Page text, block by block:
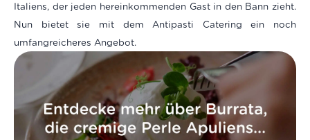
Italiens, der jeden hereinkommenden Gast in den Bann zieht.
Nun bietet sie mit dem Antipasti Catering ein noch
umfangreicheres Angebot.